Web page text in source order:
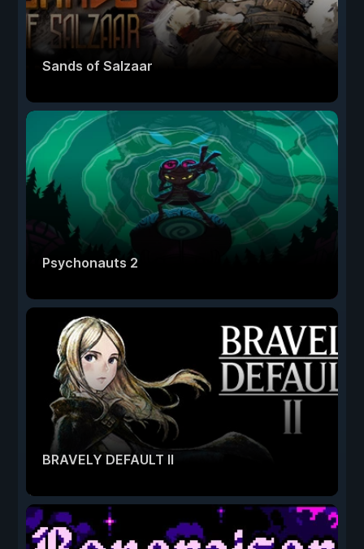
Sands of Salzaar
Psychonauts 2
BRAVELY DEFAULT II